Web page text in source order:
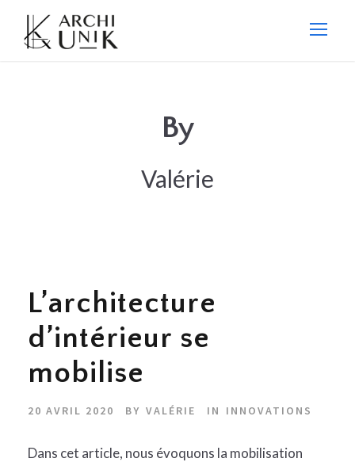
By
Valérie
L’architecture
d’intérieur se
mobilise
20 AVRIL 2020 BY VALÉRIE IN INNOVATIONS
Dans cet article, nous évoquons la mobilisation